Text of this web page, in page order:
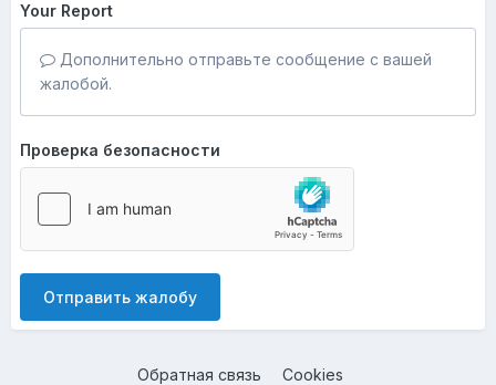
Your Report
Дополнительно отправьте сообщение с вашей
жалобой.
Проверка безопасности
Отправить жалобу
Обратная связь Cookies